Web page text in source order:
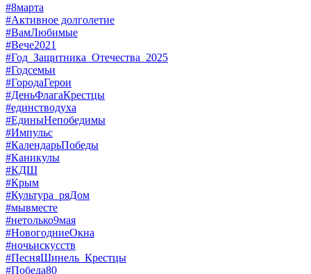
#8марта
#Активное долголетие
#ВамЛюбимые
#Вече2021
#Год_Защитника_Отечества_2025
#Годсемьи
#ГородаГерои
#ДеньФлагаКрестцы
#единстводуха
#ЕдиныНепобедимы
#Импульс
#КалендарьПобеды
#Каникулы
#КДШ
#Крым
#Культура_ряДом
#мывместе
#нетолько9мая
#НовогодниеОкна
#ночьискусств
#ПесняШинель_Крестцы
#Победа80